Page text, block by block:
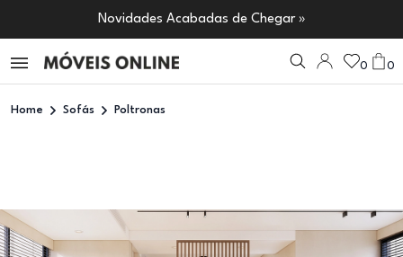
Novidades Acabadas de Chegar »
0 0
Home Sofás Poltronas